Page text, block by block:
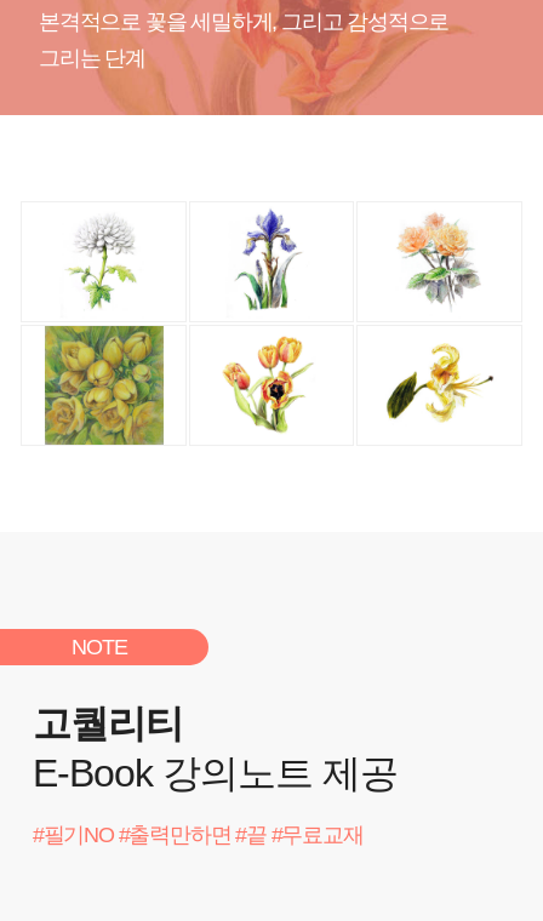
본격적으로 꽃을 세밀하게, 그리고 감성적으로
그리는 단계
NOTE
고퀄리티
E-Book 강의노트 제공
#필기NO #출력만하면 #끝 #무료교재